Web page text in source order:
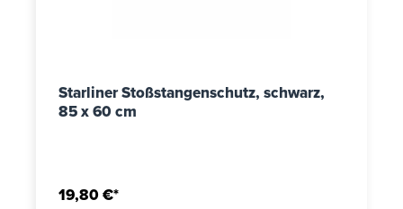
Starliner Stoßstangenschutz, schwarz,
85 x 60 cm
19,80 €*